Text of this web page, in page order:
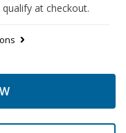
qualify at checkout.